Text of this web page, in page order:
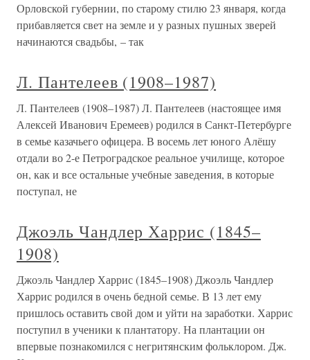
Орловской губернии, по старому стилю 23 января, когда
прибавляется свет на земле и у разных пушных зверей
начинаются свадьбы, – так
Л. Пантелеев (1908–1987)
Л. Пантелеев (1908–1987) Л. Пантелеев (настоящее имя
Алексей Иванович Еремеев) родился в Санкт-Петербурге
в семье казачьего офицера. В восемь лет юного Алёшу
отдали во 2-е Петроградское реальное училище, которое
он, как и все остальные учебные заведения, в которые
поступал, не
Джоэль Чандлер Харрис (1845–
1908)
Джоэль Чандлер Харрис (1845–1908) Джоэль Чандлер
Харрис родился в очень бедной семье. В 13 лет ему
пришлось оставить свой дом и уйти на заработки. Харрис
поступил в ученики к плантатору. На плантации он
впервые познакомился с негритянским фольклором. Дж.